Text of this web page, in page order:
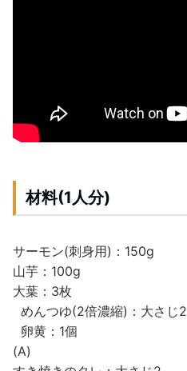
材料(1人分)
サーモン(刺身用)：150g
山芋：100g
大葉：3枚
めんつゆ(2倍濃縮)：大さじ2
卵黄：1個
(A)